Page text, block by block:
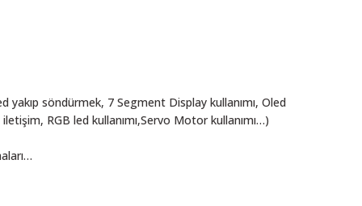
söndürmek, 7 Segment Display kullanımı, Oled
RGB led kullanımı,Servo Motor kullanımı…)